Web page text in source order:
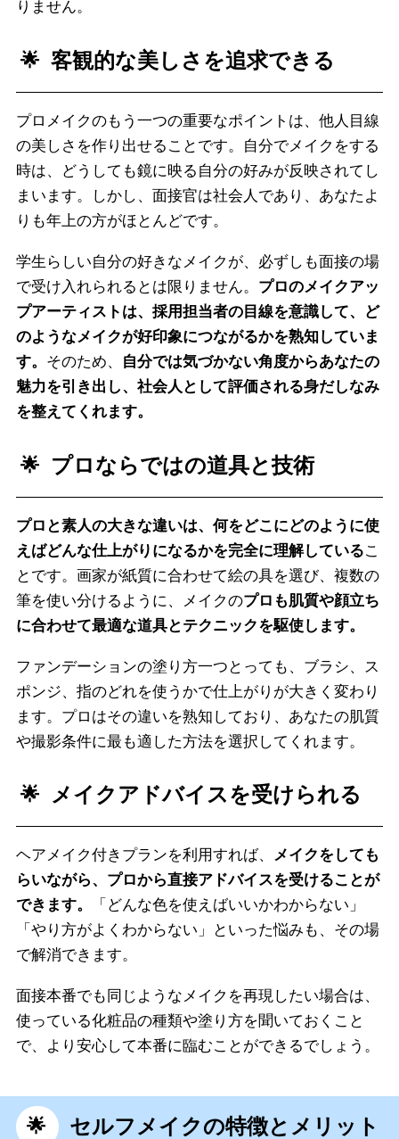
りません。
客観的な美しさを追求できる
プロメイクのもう一つの重要なポイントは、他人目線
の美しさを作り出せることです。自分でメイクをする
時は、どうしても鏡に映る自分の好みが反映されてし
まいます。しかし、面接官は社会人であり、あなたよ
りも年上の方がほとんどです。
学生らしい自分の好きなメイクが、必ずしも面接の場
で受け入れられるとは限りません。 プロのメイクアッ
プアーティストは、採用担当者の目線を意識して、ど
のようなメイクが好印象につながるかを熟知していま
す。 そのため、
自分では気づかない角度からあなたの
魅力を引き出し、社会人として評価される身だしなみ
を整えてくれます。
プロならではの道具と技術
プロと素人の大きな違いは、何をどこにどのように使
えばどんな仕上がりになるかを完全に理解しているこ
とです。画家が紙質に合わせて絵の具を選び、複数の
筆を使い分けるように、メイクのプロも肌質や顔立ち
に合わせて最適な道具とテクニックを駆使します。
ファンデーションの塗り方一つとっても、ブラシ、ス
ポンジ、指のどれを使うかで仕上がりが大きく変わり
ます。プロはその違いを熟知しており、あなたの肌質
や撮影条件に最も適した方法を選択してくれます。
メイクアドバイスを受けられる
ヘアメイク付きプランを利用すれば、 メイクをしても
らいながら、プロから直接アドバイスを受けることが
できます。
「どんな色を使えばいいかわからない」
「やり方がよくわからない」といった悩みも、その場
で解消できます。
面接本番でも同じようなメイクを再現したい場合は、
使っている化粧品の種類や塗り方を聞いておくこと
で、より安心して本番に臨むことができるでしょう。
セルフメイクの特徴とメリット